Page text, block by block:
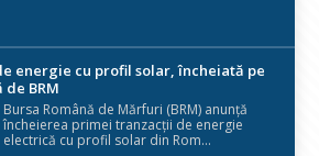
energie cu profil solar, încheiată pe
BRM
Bursa Română de Mărfuri (BRM) anunță
încheierea primei tranzacții de energie
electrică cu profil solar din Rom...